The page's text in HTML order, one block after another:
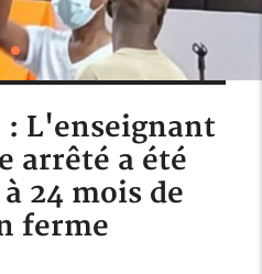
L'enseignant
arrêté a été
24 mois de
ferme